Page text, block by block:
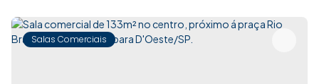
humano e orientado a resultados, sempre com clareza,
agilidade e responsabilidade em cada etapa do processo.
Salas Comerciais